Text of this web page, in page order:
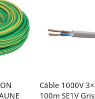
Câble 1000V
100m SE1V Gris